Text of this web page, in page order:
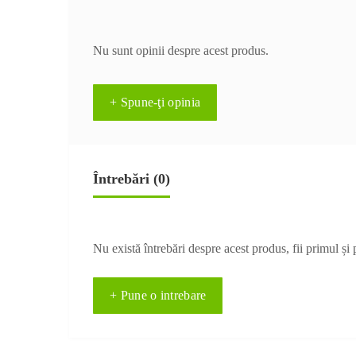
Nu sunt opinii despre acest produs.
+ Spune-ţi opinia
Întrebări (0)
Nu există întrebări despre acest produs, fii primul și
+ Pune o intrebare